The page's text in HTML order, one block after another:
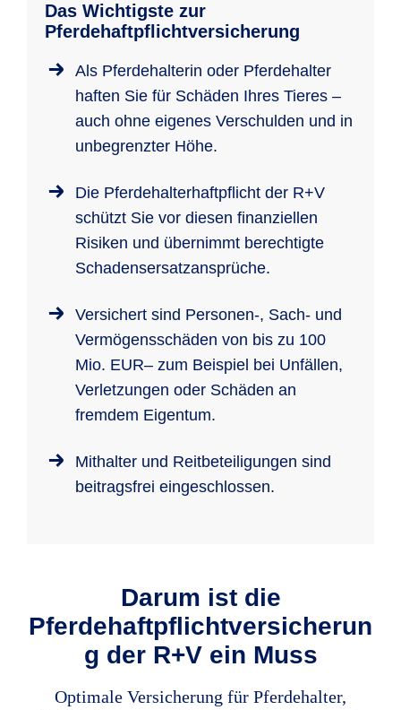
Das Wichtigste zur
Pferdehaftpflichtversicherung
Als Pferdehalterin oder Pferdehalter
haften Sie für Schäden Ihres Tieres –
auch ohne eigenes Verschulden und in
unbegrenzter Höhe.
Die Pferdehalterhaftpflicht der R+V
schützt Sie vor diesen finanziellen
Risiken und übernimmt berechtigte
Schadensersatzansprüche.
Versichert sind Personen-, Sach- und
Vermögensschäden von bis zu 100
Mio. EUR– zum Beispiel bei Unfällen,
Verletzungen oder Schäden an
fremdem Eigentum.
Mithalter und Reitbeteiligungen sind
beitragsfrei eingeschlossen.
Darum ist die
Pferdehaftpflichtversicherun
g der R+V ein Muss
Optimale Versicherung für Pferdehalter,